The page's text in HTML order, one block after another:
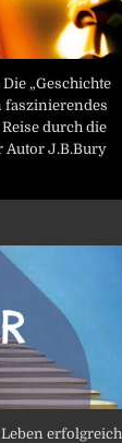
„Geschichte
faszinierendes
durch die
Autor J.B.Bury
erfolgreich